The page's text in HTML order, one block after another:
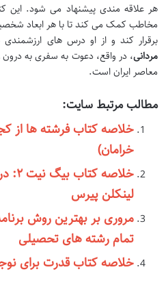
هر علاقه مندی پیشنهاد می شود. این
مخاطب کمک می کند تا با هر ابعاد
برقرار کند و از او درس های ارزشمندی
مردانی، در واقع، دعوت به سفری به درون
معاصر ایران است.
مطالب مرتبط سایت:
خلاصه کتاب فرشته ها از
خرامان)
لینکلن پیرس
تمام رشته های تحصیلی
خلاصه کتاب قدرت برای